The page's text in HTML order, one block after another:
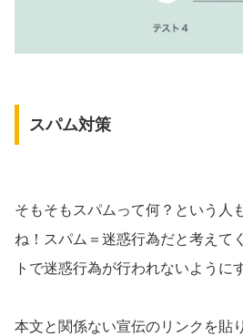
スパム対策
そもそもスパムって何？という人
ね！スパム＝迷惑行為だと考えて
トで迷惑行為が行われないように
本文と関係ない宣伝のリンクを貼